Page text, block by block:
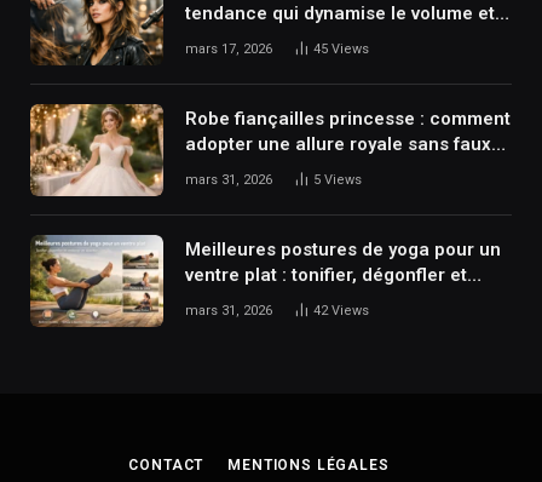
tendance qui dynamise le volume et
le mouvement
mars 17, 2026 45 Views
Robe fiançailles princesse : comment
adopter une allure royale sans faux
pas ?
mars 31, 2026 5 Views
Meilleures postures de yoga pour un
ventre plat : tonifier, dégonfler et
renforcer en douceur
mars 31, 2026 42Views
CONTACT MENTIONS LÉGALES